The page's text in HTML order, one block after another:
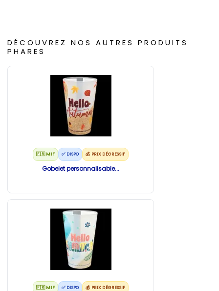
DÉCOUVREZ NOS AUTRES PRODUITS
PHARES
🇫🇷 MIF ✅ DISPO 💰 PRIX DÉGRESSIF
Gobelet personnalisable...
🇫🇷 MIF ✅ DISPO 💰 PRIX DÉGRESSIF